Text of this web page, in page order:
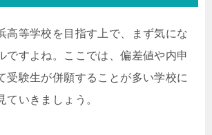
高等学校を目指す上で、まず気にな
ですよね。ここでは、偏差値や内申
受験生が併願することが多い学校に
ていきましょう。